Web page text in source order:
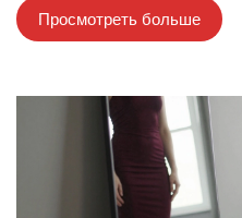
Просмотреть больше